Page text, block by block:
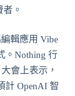
。
輯應用 Vibe
。Nothing 行
會上表示，
計 OpenAI 智